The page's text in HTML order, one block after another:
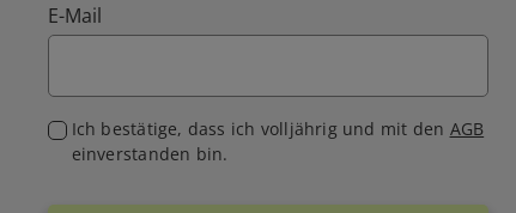
E-Mail
Ich bestätige, dass ich volljährig und mit den AGB
einverstanden bin.